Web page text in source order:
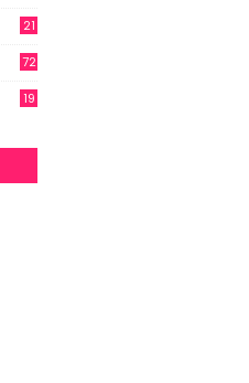
21
72
19